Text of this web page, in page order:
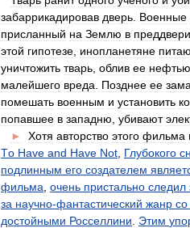
забаррикадировав дверь Военные
присланный на Землю в
этой гипотезе инопланетяне
уничтожить тварь облив ее нефтью
малейшего вреда Позднее ее
помешать военным и установить
попавшее в западню убивают
►
Хотя авторство этого фильма
Tо Have and Have Not Глубокого
подлинным его создателем
фильма очень пристально следил
за научно-фантастический жанр со
достойными Росселлини Этим